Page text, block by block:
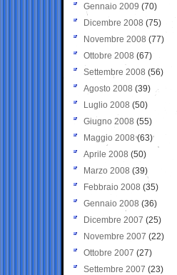
Gennaio 2009 (70)
Dicembre 2008 (75)
Novembre 2008 (77)
Ottobre 2008 (67)
Settembre 2008 (56)
Agosto 2008 (39)
Luglio 2008 (50)
Giugno 2008 (55)
Maggio 2008(63)
Aprile 2008 (50)
Marzo 2008 (39)
Febbraio 2008 (35)
Gennaio 2008 (36)
Dicembre 2007 (25)
Novembre 2007 (22)
Ottobre 2007 (27)
Settembre 2007 (23)